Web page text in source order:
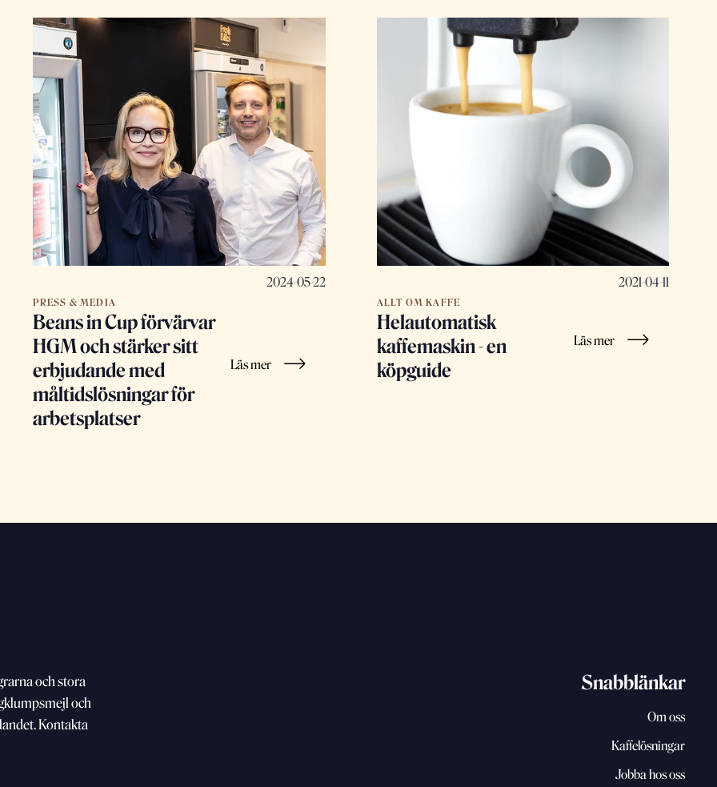
2024-05-22
PRESS & MEDIA
Beans in Cup förvärvar
HGM och stärker sitt
erbjudande med
måltidslösningar för
arbetsplatser
Läs mer
2021-04-11
ALLT OM KAFFE
Helautomatisk
kaffemaskin - en
köpguide
Läs mer
och stora
och
Kontakta
Snabblänkar
Om oss
Kaffelösningar
Jobba hos oss